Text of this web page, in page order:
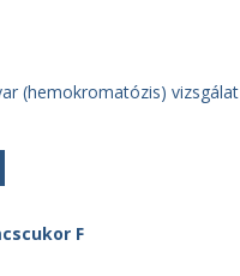
(hemokromatózis) vizsgálat